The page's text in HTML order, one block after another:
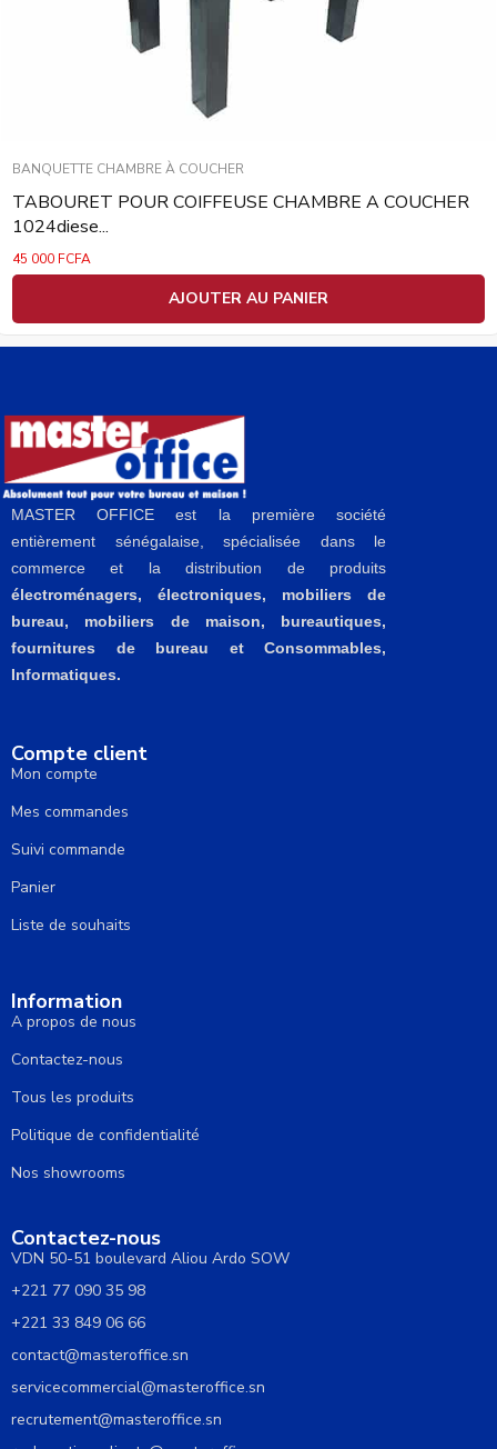
BANQUETTE CHAMBRE À COUCHER
TABOURET POUR COIFFEUSE CHAMBRE A COUCHER
1024diese...
45 000 FCFA
AJOUTER AU PANIER
MASTER OFFICE est la première société
entièrement sénégalaise, spécialisée dans le
commerce et la distribution de produits
électroménagers, électroniques, mobiliers de
bureau, mobiliers de maison, bureautiques,
fournitures de bureau et Consommables,
Informatiques.
Compte client
Mon compte
Mes commandes
Suivi commande
Panier
Liste de souhaits
Information
A propos de nous
Contactez-nous
Tous les produits
Politique de confidentialité
Nos showrooms
Contactez-nous
VDN 50-51 boulevard Aliou Ardo SOW
+221 77 090 35 98
+221 33 849 06 66
contact@masteroffice.sn
servicecommercial@masteroffice.sn
recrutement@masteroffice.sn